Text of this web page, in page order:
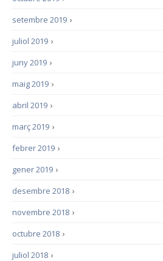
›
setembre 2019
›
juliol 2019
›
juny 2019
›
maig 2019
›
abril 2019
›
març 2019
›
febrer 2019
›
gener 2019
›
desembre 2018
›
novembre 2018
›
octubre 2018
›
juliol 2018